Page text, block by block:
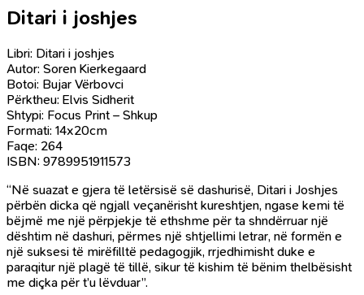
Ditari i joshjes
Libri: Ditari i joshjes
Autor: Soren Kierkegaard
Botoi: Bujar Vërbovci
Përktheu: Elvis Sidherit
Shtypi: Focus Print – Shkup
Formati: 14x20cm
Faqe: 264
ISBN: 9789951911573
“Në suazat e gjera të letërsisë së dashurisë, Ditari i Joshjes
përbën dicka që ngjall veçanërisht kureshtjen, ngase kemi të
bëjmë me një përpjekje të ethshme për ta shndërruar një
dështim në dashuri, përmes një shtjellimi letrar, në formën e
një suksesi të mirëfilltë pedagogjik, rrjedhimisht duke e
paraqitur një plagë të tillë, sikur të kishim të bënim thelbësisht
me diçka për t’u lëvduar”.